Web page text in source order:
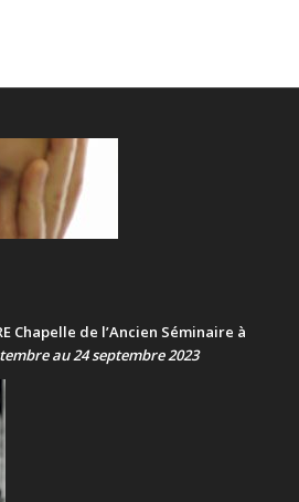
Chapelle de l’Ancien Séminaire à
au 24 septembre 2023